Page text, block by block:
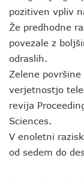
pozitiven vpliv
Že predhodne
povezale z
odraslih.
Zelene
verjetnostjo
revija
Sciences.
V enoletni
od sedem do